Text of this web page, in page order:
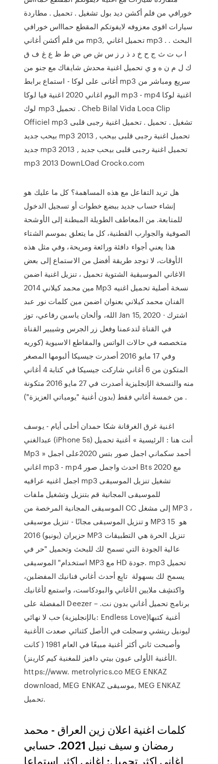
خورافي من فلم أكشن ديد بول تشغيل . تحميل . مطاردة
سيارات اقوى معزوفه لايفوتكم المقطع حماااس خورافي
من فلم أكشن أغاني mp3, تحميل اغاني mp3 . البحث .
ا ب ت ث ج ح خ د ذ ر ز س ش ص ض ط ظ ع غ ف ق
ك ل م ن ه و ي تحميل اغنية محدش شايفاك مع جنو من
أغانى على لوكا - استماع برابط mp3 سريع ومباشر من
البوم اغاني 2020 اغنية فيا لوكا mp3 - mp4 اغنية لوكا
لوك mp3 تحميل . Cheb Bilal Vida Loca Clip
Officiel mp3 تشغيل . تحميل . تحميل اغنية رجبى قلبى
بيحب جديد mp3 2013 , تحميل اغنية رجبى قلبى بيحب
جديد mp3 2013 , تحميل اغنية رجبى قلبى بيحب جديد
mp3 2013 DownLOad Crocko.com
هل تريد التفاعل مع هذه المساهمة؟ كل ما عليك هو
إنشاء حساب جديد ببضع خطوات أو تسجيل الدخول
للمتابعة. من المعاطف الطويلة المبطنة إلى الأوشحة
الصوفية والجوارب القطنية، كل ما يتعلق بموسم الشتاء
هذا يعني أجواء دافئة ورائعة ومريحة، وفي مثل هذه
الأوقات، لا توجد طريقة أفضل من الاستماع إلى بعض
الاغاني الموسيقية الشتوية تحميل ، تنزيل اغنية اضمن
مين محمد كيلاني 2014 Mp3 نسخة أصلية تحميل اغنيه
الفنان محمد كيلاني بعنوان اضمن مين كلمات نور عبد
الله، وألحان ياسين رفاعي، توز Jan 15, 2020 · اشترك
في القناة لتدعمنا وفعل زر الجرس وشييير القناة
متخصصه في حالات الواتس والمقاطع الاسيوية (كوريه
وفي 17 مايو 2016 أصدرت جيسيكا ألبومها المصغر
المتكون من 6 أغاني شاركت جيسيكا في كتابة 4 أغاني
منه والنسخة الإنجليزية أصدرت في 27 مايو 2016 متكونة
من خمسة أغاني فقط (بدون أغنية "يومياتي العزيزة") .
اغنية غرق الغرقانة شكا حمدان أحلى أيام - يوسف
عبدالغني (iPhone 5s) أنت هنا : الرئيسية » أغنية تحميل
Mp3 » أحمد سكماني اجمل صور بتس 2020على اجمل
اغاني mp3 - mp4 احدث واجمل صور Bts 2020 مع
اجمل اغنيه عراقيه mp3 تشغيل تنزيل الموسيقى
للموسيقى المجانية قم بتنزيل وتشغيل ملفات
الموسيقى المجانية المرخصة من CC إلى مشغل MP3 ،
و تنزيل الموسيقى مجانًا - تنزيل موسيقى MP3 هو 15
حزيران (يونيو) 2016 MP3 تنزيل الحرة هي التطبيقات
عالية الجودة التي تسمح لك للبحث وتحميل "حر في
استخدام" الموسيقى MP3 مع HD جودة. mp3 تحميل
يسمح لك بسهولة تابِع أحدث أغاني فنانيك المفضلين،
واكتشِف ملايين الأغاني والبودكاست، واستمع لأغانيك
المفضلة على Deezer – برنامج تحميل أغاني بدون نت.
حب لا نهائي (بالإنجليزية: Endless Love)‏ أغنية كتبها
ليونيل ريتشي وسجلت في الأصل كثنائي صعدت الأغنية
وأصبحت ثاني أكثر أغنية مبيعًا في العام 1981 ( كانت
الأغنية الأولى عيون بيتي دافيز للمغنية كيم كارينز).
https://www. metrolyrics.co MEG ENKAZ
download, MEG ENKAZ موسيقى, MEG ENKAZ
تحميل.
كلمات اغنية اعلان زين العراق - محمد
رمضان و سيف نبيل 2021. حسابي
اغاني اكثر تحميل; اغاني اكثر استماعا